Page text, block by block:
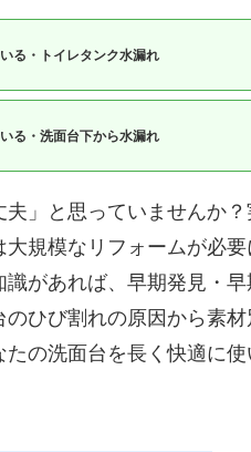
る・トイレタンク水漏れ
る・洗面台下から水漏れ
」と思っていませんか？
規模なリフォームが必要
があれば、早期発見・早
ひび割れの原因から素材
の洗面台を長く快適に使